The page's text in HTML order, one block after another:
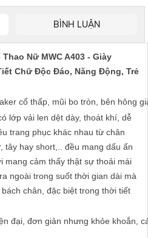
BÌNH LUẬN
Nữ MWC A403 - Giày
Chữ Độc Đáo, Năng Động, Trẻ
cổ thấp, mũi bo tròn, bên hông
lớp vải len dệt dày, thoát khí, dễ
trang phục khác nhau từ chân
tây hay short,.. đều mang dấu ấn
mang cảm thấy thật sự thoải mái
ngoài trong suốt thời gian dài mà
chân, đặc biệt trong thời tiết
đại, đơn giản nhưng khỏe khoắn,